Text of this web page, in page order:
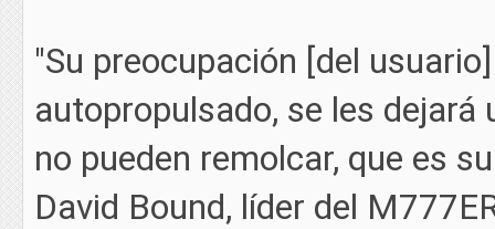
"Su preocupación [del
autopropulsado, se les
no pueden remolcar, que es
David Bound, líder del